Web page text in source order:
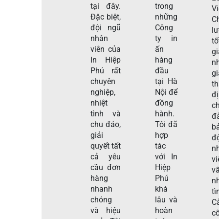
tại đây.
Đặc biệt,
đội ngũ
nhân
viên của
In Hiệp
Phú rất
chuyên
nghiệp,
nhiệt
tình và
chu đáo,
giải
quyết tất
cả yêu
cầu đơn
hàng
nhanh
chóng
và hiệu
trong
những
Công
ty in
ấn
hàng
đầu
tại Hà
Nội để
đồng
hành.
Tôi đã
hợp
tác
với In
Hiệp
Phú
khá
lâu và
hoàn